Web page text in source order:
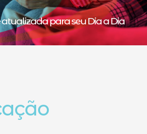
para seu Dia a Dia